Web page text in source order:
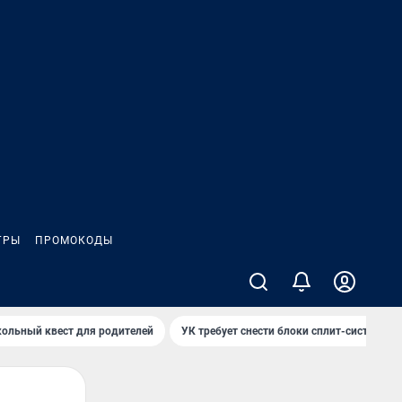
ПРОМОКОДЫ
квест для родителей УК требует снести блоки сплит-систем